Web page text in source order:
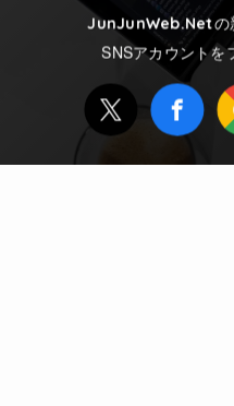
JunJunWeb.Netの
SNSアカウントを